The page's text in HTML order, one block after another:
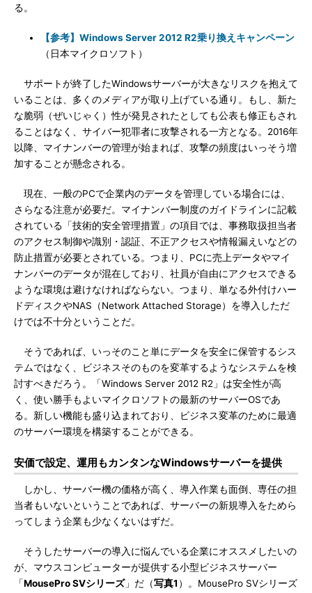
る。
【参考】Windows Server 2012 R2乗り換えキャンペーン
（日本マイクロソフト）
サポートが終了したWindowsサーバーが大きなリスクを抱えて
いることは、多くのメディアが取り上げている通り。もし、新た
な脆弱（ぜいじゃく）性が発見されたとしても公表も修正もされ
ることはなく、サイバー犯罪者に攻撃される一方となる。2016年
以降、マイナンバーの管理が始まれば、攻撃の頻度はいっそう増
加することが懸念される。
現在、一般のPCで企業内のデータを管理している場合には、
さらなる注意が必要だ。マイナンバー制度のガイドラインに記載
されている「技術的安全管理措置」の項目では、事務取扱担当者
のアクセス制御や識別・認証、不正アクセスや情報漏えいなどの
防止措置が必要とされている。つまり、PCに売上データやマイ
ナンバーのデータが混在しており、社員が自由にアクセスできる
ような環境は避けなければならない。つまり、単なる外付けハー
ドディスクやNAS（Network Attached Storage）を導入しただ
けでは不十分ということだ。
そうであれば、いっそのこと単にデータを安全に保管するシス
テムではなく、ビジネスそのものを変革するようなシステムを検
討すべきだろう。「Windows Server 2012 R2」は安全性が高
く、使い勝手もよいマイクロソフトの最新のサーバーOSであ
る。新しい機能も盛り込まれており、ビジネス変革のために最適
のサーバー環境を構築することができる。
安価で設定、運用もカンタンなWindowsサーバーを提供
しかし、サーバー機の価格が高く、導入作業も面倒、専任の担
当者もいないということであれば、サーバーの新規導入をためら
ってしまう企業も少なくないはずだ。
そうしたサーバーの導入に悩んでいる企業にオススメしたいの
が、マウスコンピューターが提供する小型ビジネスサーバー
「MousePro SVシリーズ」だ（写真1 ）。MousePro SVシリーズ